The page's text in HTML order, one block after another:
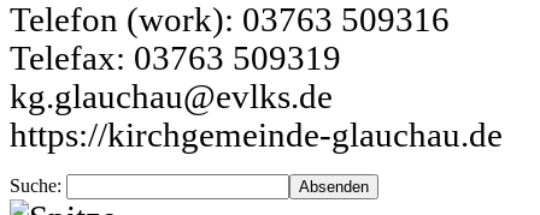
Telefon (work): 03763 509316
Telefax: 03763 509319
kg.glauchau@evlks.de
https://kirchgemeinde-glauchau.de
Suche: